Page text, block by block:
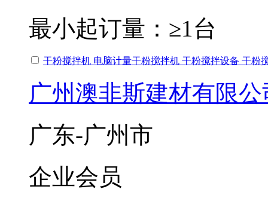
最小起订量： ≥1台
干粉搅拌机 电脑计量干粉搅拌机 干粉搅拌设备 干粉
广州澳非斯建材有限公
广东-广州市
企业会员